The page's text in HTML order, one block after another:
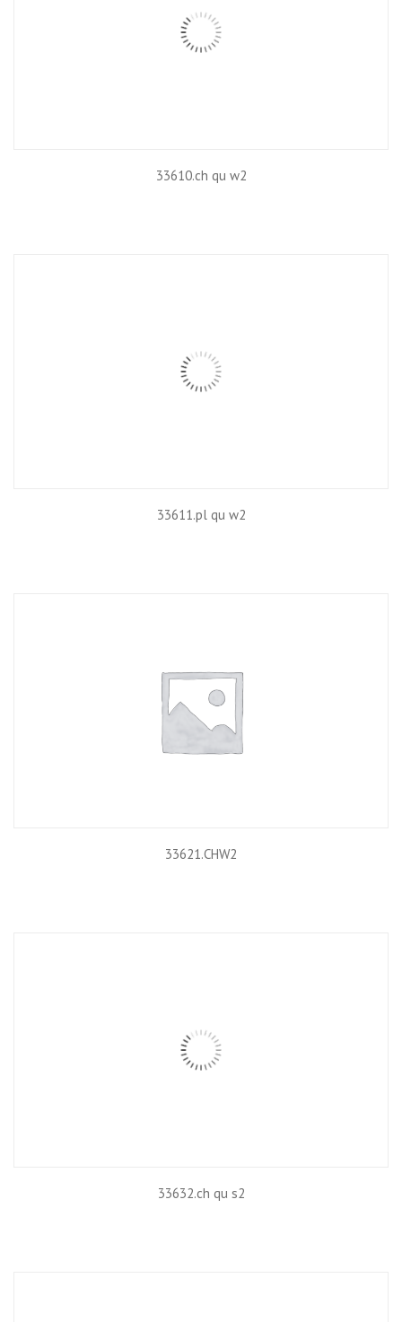
33610.ch qu w2
33611.pl qu w2
33621.CHW2
33632.ch qu s2